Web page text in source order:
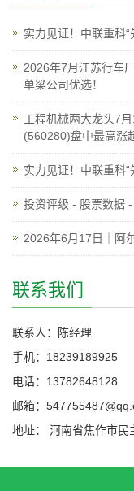
实力见证！中联重科
2026年7月江苏行车
单梁公司优选！
工程机械两大龙头7
(560280)盘中最高涨
实力见证！中联重科
投资评级 - 股票数据
2026年6月17日｜阿
联系我们
联系人：陈经理
手机：18239189925
电话：13782648128
邮箱：
地址： 河南省焦作市民